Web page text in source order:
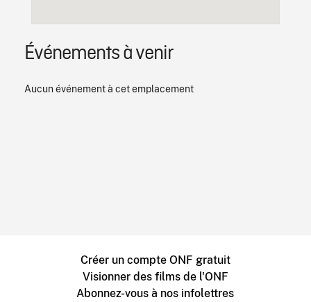
Événements à venir
Aucun événement à cet emplacement
Créer un compte ONF gratuit
Visionner des films de l'ONF
Abonnez-vous à nos infolettres